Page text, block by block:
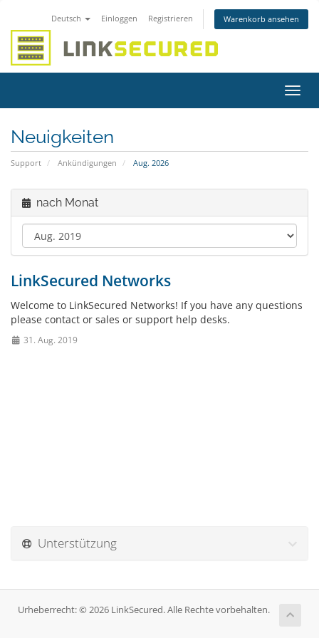
Deutsch Einloggen Registrieren Warenkorb ansehen
ein-/
Neuigkeiten
Support Ankündigungen Aug. 2026
nach Monat
LinkSecured Networks
Welcome to LinkSecured Networks! If you have any questions
please contact or sales or support help desks.
31. Aug. 2019
Unterstützung
Urheberrecht: © 2026 LinkSecured. Alle Rechte vorbehalten.